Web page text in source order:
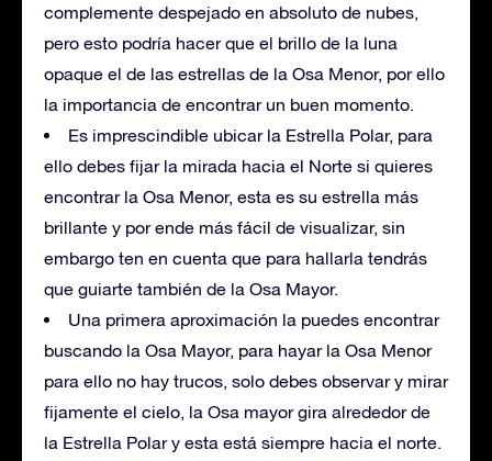
complemente despejado en absoluto de nubes,
pero esto podría hacer que el brillo de la luna
opaque el de las estrellas de la Osa Menor, por ello
la importancia de encontrar un buen momento.
Es imprescindible ubicar la Estrella Polar, para
ello debes fijar la mirada hacia el Norte si quieres
encontrar la Osa Menor, esta es su estrella más
brillante y por ende más fácil de visualizar, sin
embargo ten en cuenta que para hallarla tendrás
que guiarte también de la Osa Mayor.
Una primera aproximación la puedes encontrar
buscando la Osa Mayor, para hayar la Osa Menor
para ello no hay trucos, solo debes observar y mirar
fijamente el cielo, la Osa mayor gira alrededor de
la Estrella Polar y esta está siempre hacia el norte.